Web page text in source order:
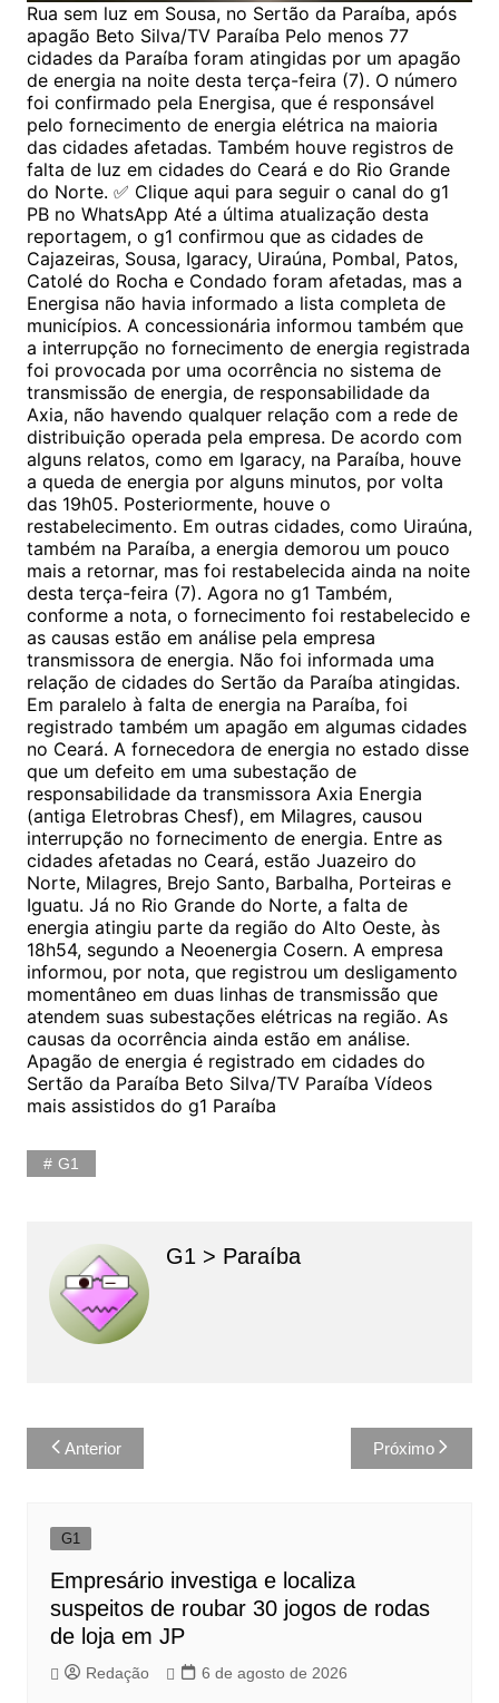
Rua sem luz em Sousa, no Sertão da Paraíba, após
apagão Beto Silva/TV Paraíba Pelo menos 77
cidades da Paraíba foram atingidas por um apagão
de energia na noite desta terça-feira (7). O número
foi confirmado pela Energisa, que é responsável
pelo fornecimento de energia elétrica na maioria
das cidades afetadas. Também houve registros de
falta de luz em cidades do Ceará e do Rio Grande
do Norte. ✅ Clique aqui para seguir o canal do g1
PB no WhatsApp Até a última atualização desta
reportagem, o g1 confirmou que as cidades de
Cajazeiras, Sousa, Igaracy, Uiraúna, Pombal, Patos,
Catolé do Rocha e Condado foram afetadas, mas a
Energisa não havia informado a lista completa de
municípios. A concessionária informou também que
a interrupção no fornecimento de energia registrada
foi provocada por uma ocorrência no sistema de
transmissão de energia, de responsabilidade da
Axia, não havendo qualquer relação com a rede de
distribuição operada pela empresa. De acordo com
alguns relatos, como em Igaracy, na Paraíba, houve
a queda de energia por alguns minutos, por volta
das 19h05. Posteriormente, houve o
restabelecimento. Em outras cidades, como Uiraúna,
também na Paraíba, a energia demorou um pouco
mais a retornar, mas foi restabelecida ainda na noite
desta terça-feira (7). Agora no g1 Também,
conforme a nota, o fornecimento foi restabelecido e
as causas estão em análise pela empresa
transmissora de energia. Não foi informada uma
relação de cidades do Sertão da Paraíba atingidas.
Em paralelo à falta de energia na Paraíba, foi
registrado também um apagão em algumas cidades
no Ceará. A fornecedora de energia no estado disse
que um defeito em uma subestação de
responsabilidade da transmissora Axia Energia
(antiga Eletrobras Chesf), em Milagres, causou
interrupção no fornecimento de energia. Entre as
cidades afetadas no Ceará, estão Juazeiro do
Norte, Milagres, Brejo Santo, Barbalha, Porteiras e
Iguatu. Já no Rio Grande do Norte, a falta de
energia atingiu parte da região do Alto Oeste, às
18h54, segundo a Neoenergia Cosern. A empresa
informou, por nota, que registrou um desligamento
momentâneo em duas linhas de transmissão que
atendem suas subestações elétricas na região. As
causas da ocorrência ainda estão em análise.
Apagão de energia é registrado em cidades do
Sertão da Paraíba Beto Silva/TV Paraíba Vídeos
mais assistidos do g1 Paraíba
G1
G1 > Paraíba
Navegação
de
Anterior Próximo
G1
Empresário investiga e localiza
suspeitos de roubar 30 jogos de rodas
de loja em JP
Redação 6 de agosto de 2026